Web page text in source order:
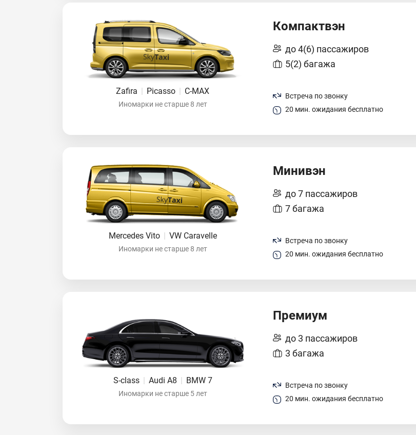
Zafira | Picasso | C-MAX
Иномарки не старше 8 лет
Компактвэн
до 4(6) пассажиров
5(2) багажа
Встреча по звонку
20 мин. ожидания бесплатно
Mercedes Vito | VW Caravelle
Иномарки не старше 8 лет
Минивэн
до 7 пассажиров
7 багажа
Встреча по звонку
20 мин. ожидания бесплатно
S-class | Audi A8 | BMW 7
Иномарки не старше 5 лет
Премиум
до 3 пассажиров
3 багажа
Встреча по звонку
20 мин. ожидания бесплатно